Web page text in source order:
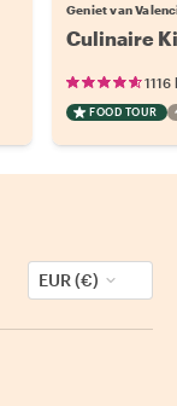
Geniet van
Culinaire
FOOD TOUR
EUR (€)